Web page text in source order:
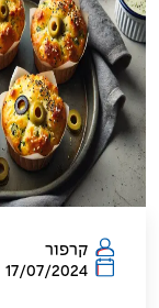
קרפור
17/07/2024